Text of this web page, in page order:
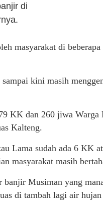
di
masyarakat di
kini masih
KK dan 260 jiwa Warga
Kalteng.
Lama sudah ada 6 KK
masyarakat masih
banjir Musiman yang
di tambah lagi air